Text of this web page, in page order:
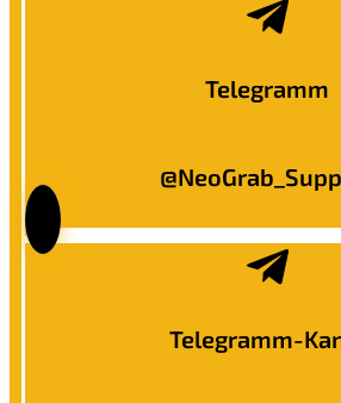
Telegramm
Telegramm-